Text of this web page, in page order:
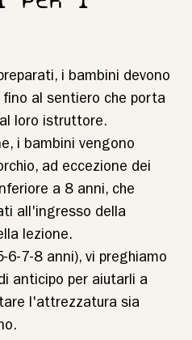
i bambini devono
al sentiero che porta
loro istruttore.
i bambini vengono
ad eccezione dei
a 8 anni, che
all'ingresso della
lezione.
6-7-8 anni), vi preghiamo
anticipo per aiutarli a
l'attrezzatura sia